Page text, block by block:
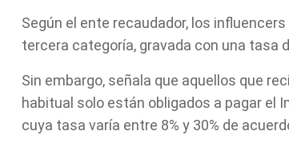
Según el ente recaudador, los
tercera categoría, gravada con una tasa
Sin embargo, señala que aquellos que
habitual solo están obligados a pagar el
cuya tasa varía entre 8% y 30% de